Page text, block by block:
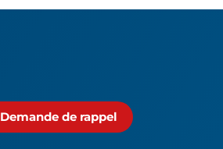
Demande de rappel